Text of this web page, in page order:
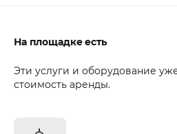
На площадке есть
Эти услуги и оборудование
стоимость аренды.